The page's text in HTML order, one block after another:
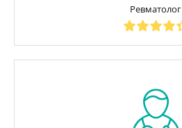
Ревматолог